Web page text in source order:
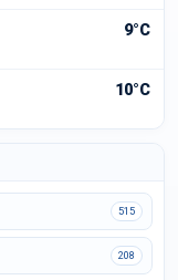
9°C
10°C
515
208